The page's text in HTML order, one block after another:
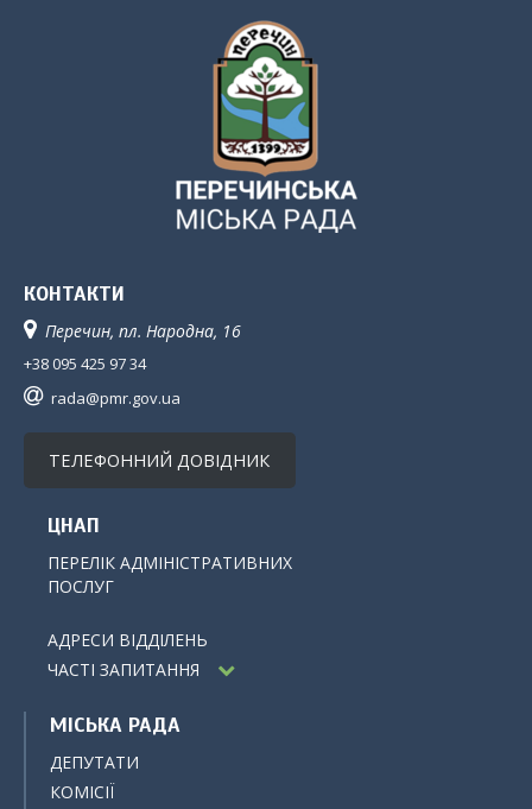
КОНТАКТИ
Перечин, пл. Народна, 16
+38 095 425 97 34
rada@pmr.gov.ua
ТЕЛЕФОННИЙ ДОВІДНИК
ЦНАП
ПЕРЕЛІК АДМІНІСТРАТИВНИХ
ПОСЛУГ
АДРЕСИ ВІДДІЛЕНЬ
ЧАСТІ ЗАПИТАННЯ
МІСЬКА РАДА
ДЕПУТАТИ
КОМІСІЇ